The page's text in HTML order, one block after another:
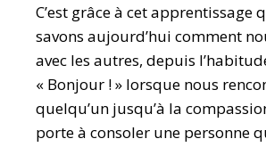
C’est grâce à cet apprentissage
savons aujourd’hui comment
avec les autres, depuis
« Bonjour ! » lorsque nous
quelqu’un jusqu’à la
porte à consoler une personne